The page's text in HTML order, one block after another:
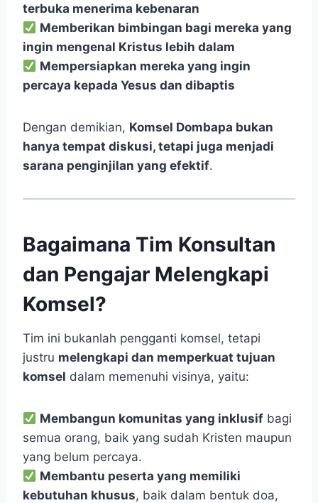
terbuka menerima kebenaran
Memberikan bimbingan bagi mereka yang
ingin mengenal Kristus lebih dalam
Mempersiapkan mereka yang ingin
percaya kepada Yesus dan dibaptis
Dengan demikian, Komsel Dombapa bukan
hanya tempat diskusi, tetapi juga menjadi
sarana penginjilan yang efektif.
Bagaimana Tim Konsultan
dan Pengajar Melengkapi
Komsel?
Tim ini bukanlah pengganti komsel, tetapi
justru melengkapi dan memperkuat tujuan
komsel dalam memenuhi visinya, yaitu:
Membangun komunitas yang inklusif bagi
semua orang, baik yang sudah Kristen maupun
yang belum percaya.
Membantu peserta yang memiliki
kebutuhan khusus, baik dalam bentuk doa,